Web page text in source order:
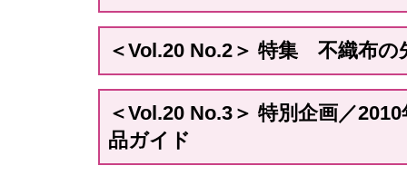
＜Vol.20 No.2＞ 特集 不織布の
＜Vol.20 No.3＞ 特別企画／
品ガイド